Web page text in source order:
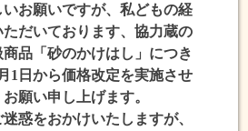
お願いですが、私どもの経
だいております、協力蔵の
品「砂のかけはし」につき
1日から価格改定を実施させ
願い申し上げます。
惑をおかけいたしますが、